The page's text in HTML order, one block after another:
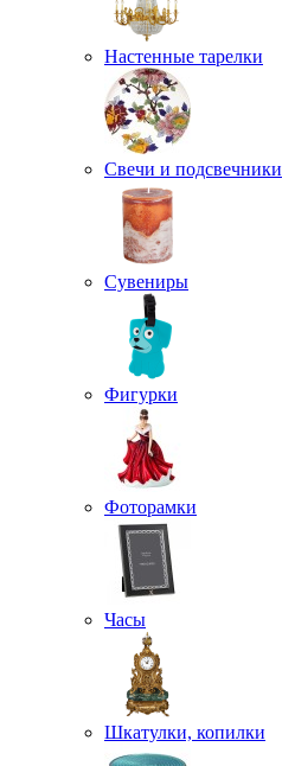
Настенные тарелки
Свечи и подсвечники
Сувениры
Фигурки
Фоторамки
Часы
Шкатулки, копилки